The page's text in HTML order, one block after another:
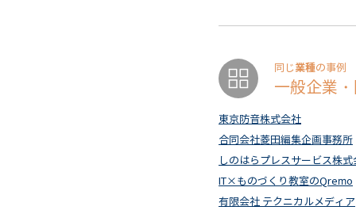
同じ業種の事例
一般企業
東京防音株式会社
合同会社菱田編集企画事務所
しのはらプレスサービス株式
IT×ものづくり教室のQremo
有限会社 テクニカルメディア